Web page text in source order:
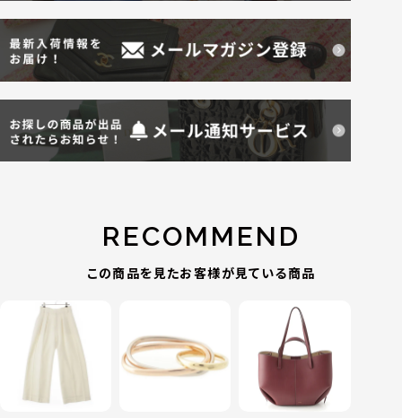
RECOMMEND
この商品を見たお客様が見ている商品